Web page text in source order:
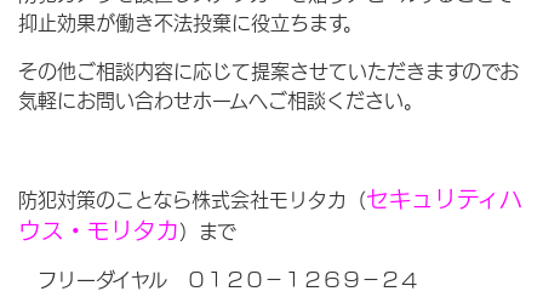
抑止効果が働き不法投棄に役立ちます。
その他ご相談内容に応じて提案させていただきますのでお
気軽にお問い合わせホームへご相談ください。
防犯対策のことなら株式会社モリタカ（セキュリティハ
ウス・モリタカ）まで
フリーダイヤル ０１２０－１２６９－２４